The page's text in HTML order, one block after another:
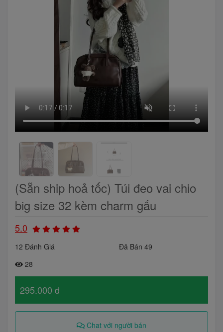
(Sẵn ship hoả tốc) Túi đeo vai chio
big size 32 kèm charm gấu
5.0
12 Đánh Giá
Đã Bán 49
28
295.000 đ
Chat với người bán